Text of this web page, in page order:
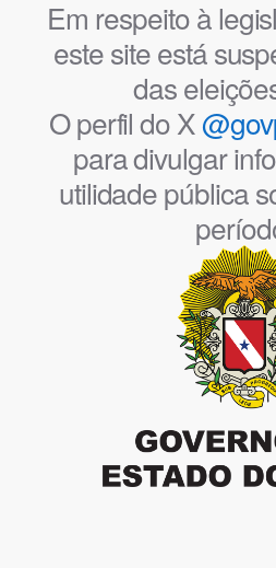
Em respeito à
este site está
das
O perfil do X
para divulgar
utilidade pública